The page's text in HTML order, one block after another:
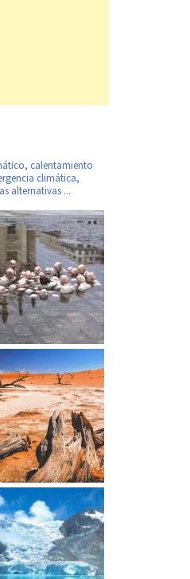
calentamiento
climática,
alternativas ...